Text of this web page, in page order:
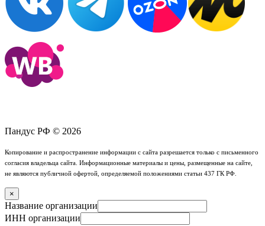
Пандус РФ © 2026
Копирование и распространение информации с сайта разрешается только с письменного
согласия владельца сайта. Информационные материалы и цены, размещенные на сайте,
не являются публичной офертой, определяемой положениями статьи 437 ГК РФ.
×
Название организации
ИНН организации